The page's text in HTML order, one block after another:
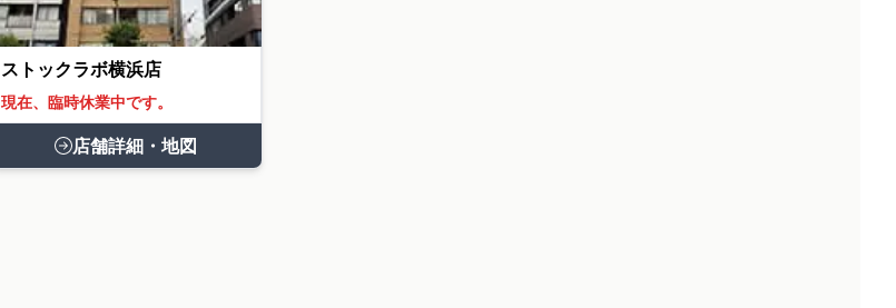
ストックラボ横浜店
現在、臨時休業中です。
店舗詳細・地図